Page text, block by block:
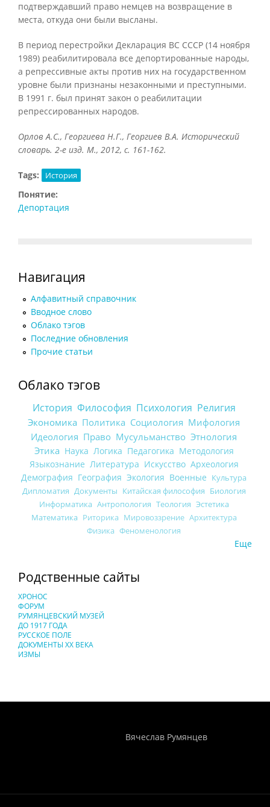
подтверждавший право немцев на возвращение в
места, откуда они были высланы.
В период перестройки Декларация ВС СССР (14 ноября
1989) реабилитировала все депортированные народы,
а репрессивные акты против них на государственном
уровне были признаны незаконными и преступными.
В 1991 г. был принят закон о реабилитации
репрессированных народов.
Орлов А.С., Георгиева Н.Г., Георгиев В.А. Исторический
словарь. 2-е изд. М., 2012, с. 161-162.
Tags: История
Понятие:
Депортация
Навигация
Алфавитный справочник
Вводное слово
Облако тэгов
Последние обновления
Прочие статьи
Облако тэгов
История Философия Психология Религия
Экономика Политика Социология Мифология
Идеология Право Мусульманство Этнология
Этика Наука Логика Педагогика Методология
Языкознание Литература Искусство Археология
Демография География Экология Военные Культура
Дипломатия Документы Китайская философия Биология
Информатика Антропология Теология Эстетика
Математика Риторика Мировоззрение Архитектура
Физика Феноменология
Еще
Родственные сайты
ХРОНОС
ФОРУМ
РУМЯНЦЕВСКИЙ МУЗЕЙ
ДО 1917 ГОДА
РУССКОЕ ПОЛЕ
ДОКУМЕНТЫ XX ВЕКА
ИЗМЫ
Вячеслав Румянцев